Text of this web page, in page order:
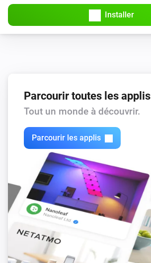
Installer
Parcourir toutes les applis
Tout un monde à découvrir.
Parcourir les applis